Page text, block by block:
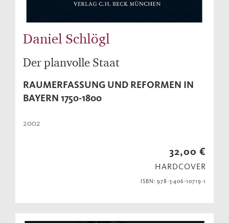
Daniel Schlögl
Der planvolle Staat
RAUMERFASSUNG UND REFORMEN IN
BAYERN 1750-1800
2002
32,00 €
HARDCOVER
ISBN: 978-3-406-10719-1